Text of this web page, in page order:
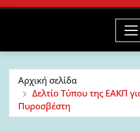
Αρχική σελίδα
Δελτίο Τύπου της ΕΑΚΠ
Πυροσβέστη